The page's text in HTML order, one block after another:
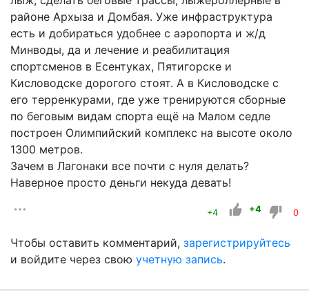
районе Архыза и Домбая. Уже инфраструктура
есть и добираться удобнее с аэропорта и ж/д
Минводы, да и лечение и реабилитация
спортсменов в Есентуках, Пятигорске и
Кисловодске дорогого стоят. А в Кисловодске с
его терренкурами, где уже тренируются сборные
по беговым видам спорта ещё на Малом седле
построен Олимпийский комплекс на высоте около
1300 метров.
Зачем в Лагонаки все почти с нуля делать?
Наверное просто деньги некуда девать!
+4 +4 0
Чтобы оставить комментарий, зарегистрируйтесь
и войдите через свою учетную запись.